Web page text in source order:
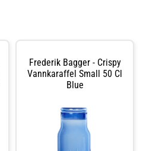
Frederik Bagger - Crispy
Vannkaraffel Small 50 Cl
Blue